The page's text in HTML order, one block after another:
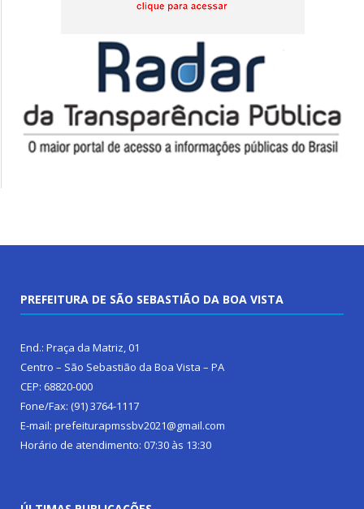
PREFEITURA DE SÃO SEBASTIÃO DA BOA VISTA
End.: Praça da Matriz, 01
Centro – São Sebastião da Boa Vista – PA
CEP: 68820-000
Fone/Fax: (91) 3764-1117
E-mail: prefeiturapmssbv2021@gmail.com
Horário de atendimento: 07:30 às 13:30